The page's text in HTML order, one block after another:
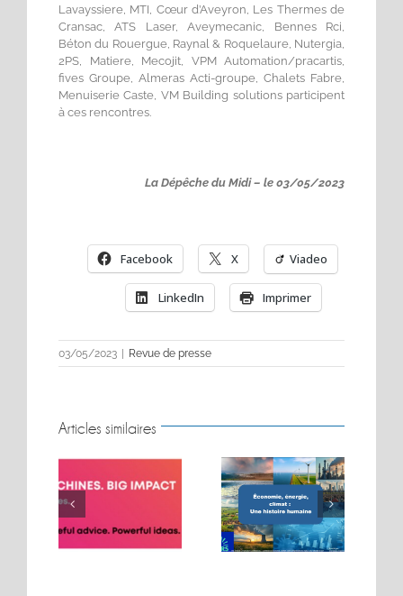
Lavayssiere, MTI, Cœur d’Aveyron, Les Thermes de
Cransac, ATS Laser, Aveymecanic, Bennes Rci,
Béton du Rouergue, Raynal & Roquelaure, Nutergia,
2PS, Matiere, Mecojit, VPM Automation/pracartis,
fives Groupe, Almeras Acti-groupe, Chalets Fabre,
Menuiserie Caste, VM Building solutions participent
à ces rencontres.
La Dépêche du Midi – le 03/05/2023
Facebook X Viadeo
LinkedIn Imprimer
03/05/2023 | Revue de presse
Articles similaires